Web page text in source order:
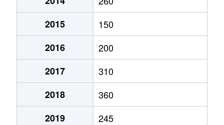
2015
150
2016
200
2017
310
2018
360
2019
245